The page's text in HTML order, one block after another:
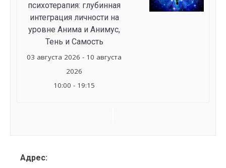
психотерапия: глубинная
интеграция личности на
уровне Анима и Анимус,
Тень и Самость
03 августа 2026 - 10 августа
2026
10:00 - 19:15
Адрес: